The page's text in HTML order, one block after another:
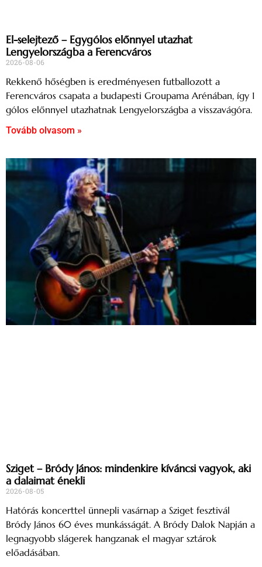
El-selejtező – Egygólos előnnyel utazhat
Lengyelországba a Ferencváros
2026-08-06
Rekkenő hőségben is eredményesen futballozott a
Ferencváros csapata a budapesti Groupama Arénában, így 1
gólos előnnyel utazhatnak Lengyelországba a visszavágóra.
Tovább olvasom »
Sziget – Bródy János: mindenkire kíváncsi vagyok, aki
a dalaimat énekli
2026-08-05
Hatórás koncerttel ünnepli vasárnap a Sziget fesztivál
Bródy János 60 éves munkásságát. A Bródy Dalok Napján a
legnagyobb slágerek hangzanak el magyar sztárok
előadásában.